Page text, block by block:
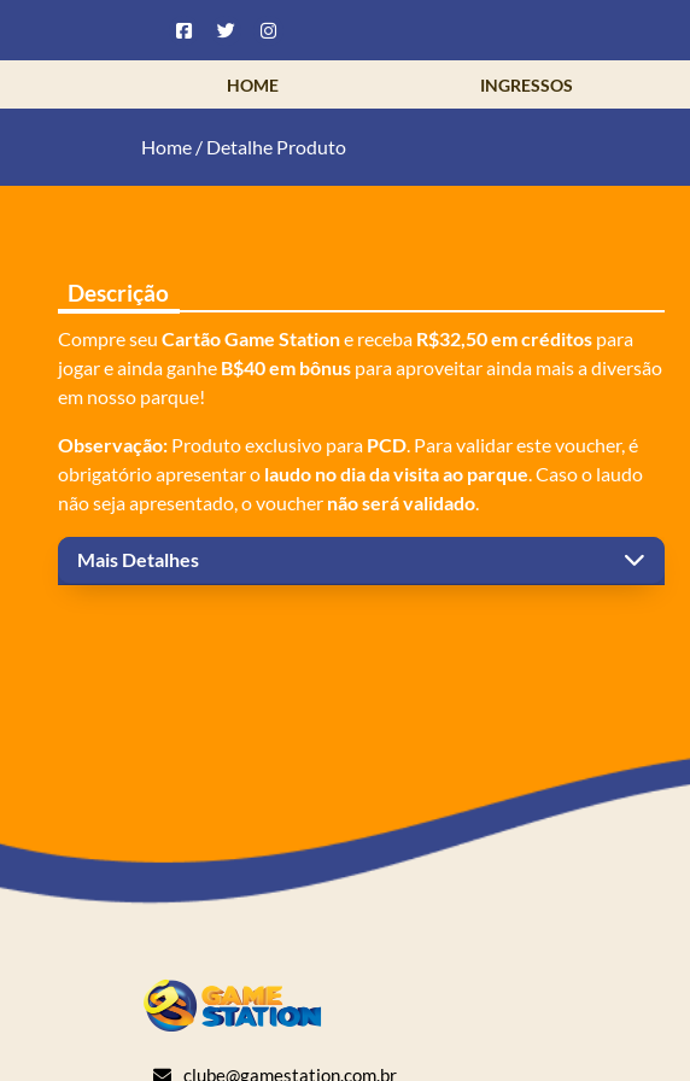
HOME INGRESSOS
Home / Detalhe Produto
Descrição
Compre seu Cartão Game Statione receba R$32,50 em créditos para
jogar e ainda ganhe B$40 em bônus para aproveitar ainda mais a diversão
em nosso parque!
Observação: Produto exclusivo para PCD. Para validar este voucher, é
obrigatório apresentar o laudo no dia da visita ao parque. Caso o laudo
não seja apresentado, o voucher não será validado.
Mais Detalhes
clube@gamestation.com.br